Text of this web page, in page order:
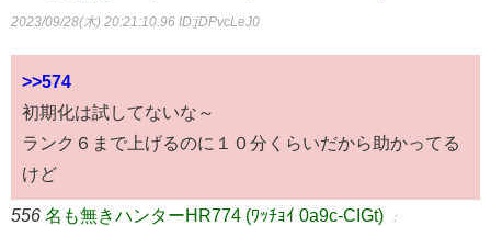
2023/09/28(木) 20:21:10.96 ID:jDPvcLeJ0
>>574
初期化は試してないな～
ランク６まで上げるのに１０分くらいだから助かってる
けど
556 名も無きハンターHR774 (ﾜｯﾁｮｲ 0a9c-CIGt) ：